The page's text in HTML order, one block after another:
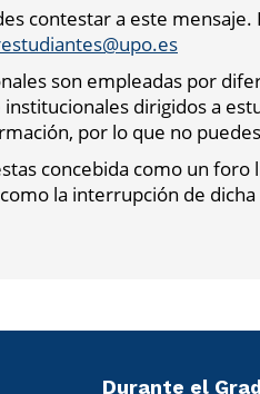
contestar a este
son empleadas por
dirigidos a
por lo que no
concebida como un
la interrupción de
Durante el